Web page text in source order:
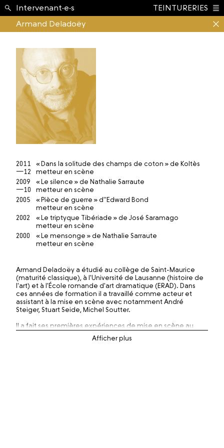
École ›
Intervenant·e·s
TEINTURERIES
Armand Deladoëy
2011
—12
« Dans la solitude des champs de coton » de Koltès
metteur en scène
2009
—10
« Le silence » de Nathalie Sarraute
metteur en scène
2005
« Pièce de guerre » d''Edward Bond
metteur en scène
2002
« Le triptyque Tibériade » de José Saramago
metteur en scène
2000
« Le mensonge » de Nathalie Sarraute
metteur en scène
Armand Deladoëy a étudié au collège de Saint-Maurice
(maturité classique), à l'Université de Lausanne (histoire de
l'art) et à l'École romande d'art dramatique (ERAD). Dans
ces années de formation il a travaillé comme acteur et
assistant à la mise en scène avec notamment André
Steiger, Stuart Seide, Michel Soutter.
Il a fait ses premières expériences de mise en scène au
côté de Martine Paschoud au Poche à Genève.